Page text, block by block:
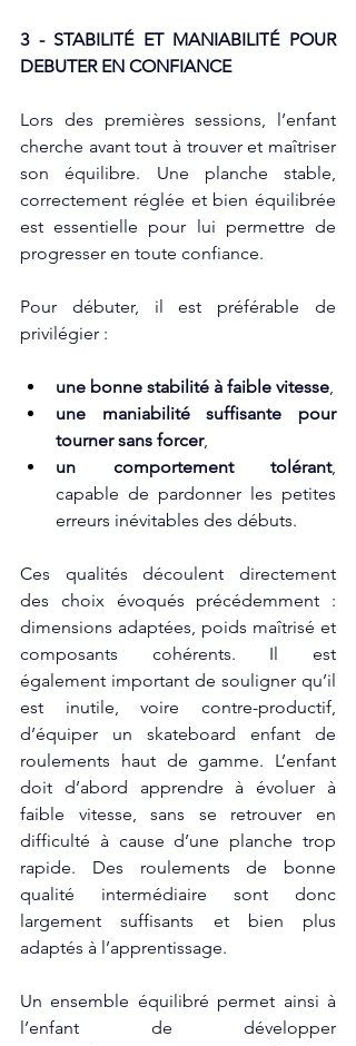
3 - STABILITÉ ET MANIABILITÉ POUR
DEBUTER EN CONFIANCE
Lors des premières sessions, l’enfant
cherche avant tout à trouver et maîtriser
son équilibre. Une planche stable,
correctement réglée et bien équilibrée
est essentielle pour lui permettre de
progresser en toute confiance.
Pour débuter, il est préférable de
privilégier :
une bonne stabilité à faible vitesse,
une maniabilité suffisante pour
tourner sans forcer,
un comportement tolérant,
capable de pardonner les petites
erreurs inévitables des débuts.
Ces qualités découlent directement
des choix évoqués précédemment :
dimensions adaptées, poids maîtrisé et
composants cohérents. Il est
également important de souligner qu’il
est inutile, voire contre-productif,
d’équiper un skateboard enfant de
roulements haut de gamme. L’enfant
doit d’abord apprendre à évoluer à
faible vitesse, sans se retrouver en
difficulté à cause d’une planche trop
rapide. Des roulements de bonne
qualité intermédiaire sont donc
largement suffisants et bien plus
adaptés à l’apprentissage.
Un ensemble équilibré permet ainsi à
l’enfant de développer